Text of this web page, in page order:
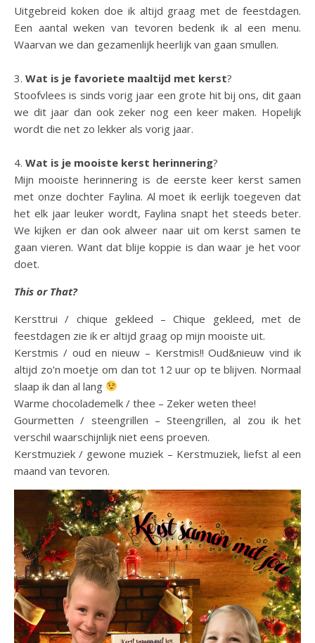
Uitgebreid koken doe ik altijd graag met de feestdagen.
Een aantal weken van tevoren bedenk ik al een menu.
Waarvan we dan gezamenlijk heerlijk van gaan smullen.
3. Wat is je favoriete maaltijd met kerst?
Stoofvlees is sinds vorig jaar een grote hit bij ons, dit gaan
we dit jaar dan ook zeker nog een keer maken. Hopelijk
wordt die net zo lekker als vorig jaar.
4. Wat is je mooiste kerst herinnering?
Mijn mooiste herinnering is de eerste keer kerst samen
met onze dochter Faylina. Al moet ik eerlijk toegeven dat
het elk jaar leuker wordt, Faylina snapt het steeds beter.
We kijken er dan ook alweer naar uit om kerst samen te
gaan vieren. Want dat blije koppie is dan waar je het voor
doet.
This or That?
Kersttrui / chique gekleed – Chique gekleed, met de
feestdagen zie ik er altijd graag op mijn mooiste uit.
Kerstmis / oud en nieuw – Kerstmis!! Oud&nieuw vind ik
altijd zo’n moetje om dan tot 12 uur op te blijven. Normaal
slaap ik dan al lang
Warme chocolademelk / thee – Zeker weten thee!
Gourmetten / steengrillen – Steengrillen, al zou ik het
verschil waarschijnlijk niet eens proeven.
Kerstmuziek / gewone muziek – Kerstmuziek, liefst al een
maand van tevoren.